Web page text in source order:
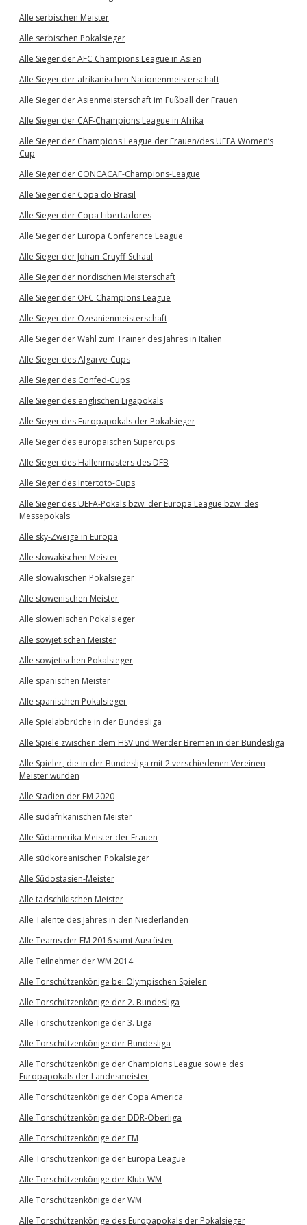
Alle serbischen Meister
Alle serbischen Pokalsieger
Alle Sieger der AFC Champions League in Asien
Alle Sieger der afrikanischen Nationenmeisterschaft
Alle Sieger der Asienmeisterschaft im Fußball der Frauen
Alle Sieger der CAF-Champions League in Afrika
Alle Sieger der Champions League der Frauen/des UEFA Women’s
Cup
Alle Sieger der CONCACAF-Champions-League
Alle Sieger der Copa do Brasil
Alle Sieger der Copa Libertadores
Alle Sieger der Europa Conference League
Alle Sieger der Johan-Cruyff-Schaal
Alle Sieger der nordischen Meisterschaft
Alle Sieger der OFC Champions League
Alle Sieger der Ozeanienmeisterschaft
Alle Sieger der Wahl zum Trainer des Jahres in Italien
Alle Sieger des Algarve-Cups
Alle Sieger des Confed-Cups
Alle Sieger des englischen Ligapokals
Alle Sieger des Europapokals der Pokalsieger
Alle Sieger des europäischen Supercups
Alle Sieger des Hallenmasters des DFB
Alle Sieger des Intertoto-Cups
Alle Sieger des UEFA-Pokals bzw. der Europa League bzw. des
Messepokals
Alle sky-Zweige in Europa
Alle slowakischen Meister
Alle slowakischen Pokalsieger
Alle slowenischen Meister
Alle slowenischen Pokalsieger
Alle sowjetischen Meister
Alle sowjetischen Pokalsieger
Alle spanischen Meister
Alle spanischen Pokalsieger
Alle Spielabbrüche in der Bundesliga
Alle Spiele zwischen dem HSV und Werder Bremen in der Bundesliga
Alle Spieler, die in der Bundesliga mit 2 verschiedenen Vereinen
Meister wurden
Alle Stadien der EM 2020
Alle südafrikanischen Meister
Alle Südamerika-Meister der Frauen
Alle südkoreanischen Pokalsieger
Alle Südostasien-Meister
Alle tadschikischen Meister
Alle Talente des Jahres in den Niederlanden
Alle Teams der EM 2016 samt Ausrüster
Alle Teilnehmer der WM 2014
Alle Torschützenkönige bei Olympischen Spielen
Alle Torschützenkönige der 2. Bundesliga
Alle Torschützenkönige der 3. Liga
Alle Torschützenkönige der Bundesliga
Alle Torschützenkönige der Champions League sowie des
Europapokals der Landesmeister
Alle Torschützenkönige der Copa America
Alle Torschützenkönige der DDR-Oberliga
Alle Torschützenkönige der EM
Alle Torschützenkönige der Europa League
Alle Torschützenkönige der Klub-WM
Alle Torschützenkönige der WM
Alle Torschützenkönige des Europapokals der Pokalsieger